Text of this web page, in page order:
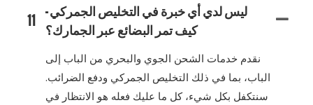
11 ليس لدي أي خبرة في التخليص الجمركي -
كيف تمر البضائع عبر الجمارك؟
نقدم خدمات الشحن الجوي والبحري من الباب إلى
الباب، بما في ذلك التخليص الجمركي ودفع الضرائب.
سنتكفل بكل شيء، كل ما عليك فعله هو الانتظار في